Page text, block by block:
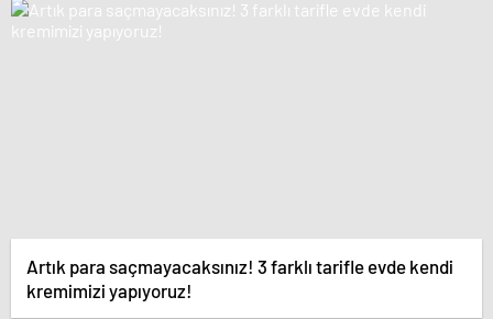
Artık para saçmayacaksınız! 3 farklı tarifle evde kendi
kremimizi yapıyoruz!